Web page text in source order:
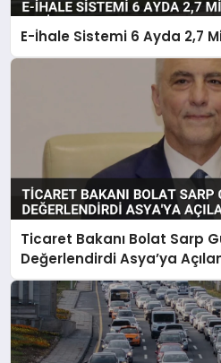
E-İhale Sistemi 6 Ayda 2,7
Ticaret Bakanı Bolat Sarp
Değerlendirdi Asya’ya
Vurgusu